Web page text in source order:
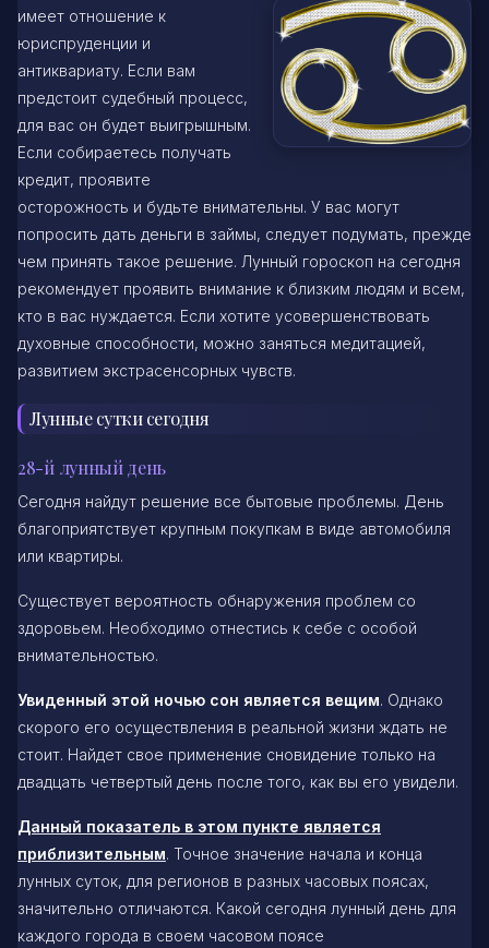
имеет отношение к
юриспруденции и
антиквариату. Если вам
предстоит судебный процесс,
для вас он будет выигрышным.
Если собираетесь получать
кредит, проявите
осторожность и будьте внимательны. У вас могут
попросить дать деньги в займы, следует подумать, прежде
чем принять такое решение. Лунный гороскоп на сегодня
рекомендует проявить внимание к близким людям и всем,
кто в вас нуждается. Если хотите усовершенствовать
духовные способности, можно заняться медитацией,
развитием экстрасенсорных чувств.
Лунные сутки сегодня
28-й лунный день
Сегодня найдут решение все бытовые проблемы. День
благоприятствует крупным покупкам в виде автомобиля
или квартиры.
Существует вероятность обнаружения проблем со
здоровьем. Необходимо отнестись к себе с особой
внимательностью.
Увиденный этой ночью сон является вещим. Однако
скорого его осуществления в реальной жизни ждать не
стоит. Найдет свое применение сновидение только на
двадцать четвертый день после того, как вы его увидели.
Данный показатель в этом пункте является
приблизительным. Точное значение начала и конца
лунных суток, для регионов в разных часовых поясах,
значительно отличаются. Какой сегодня лунный день для
каждого города в своем часовом поясе